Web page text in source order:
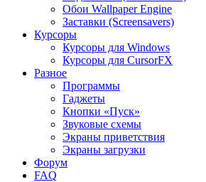
Обои Wallpaper Engine
Заставки (Screensavers)
Курсоры
Курсоры для Windows
Курсоры для CursorFX
Разное
Программы
Гаджеты
Кнопки «Пуск»
Звуковые схемы
Экраны приветствия
Экраны загрузки
Форум
FAQ